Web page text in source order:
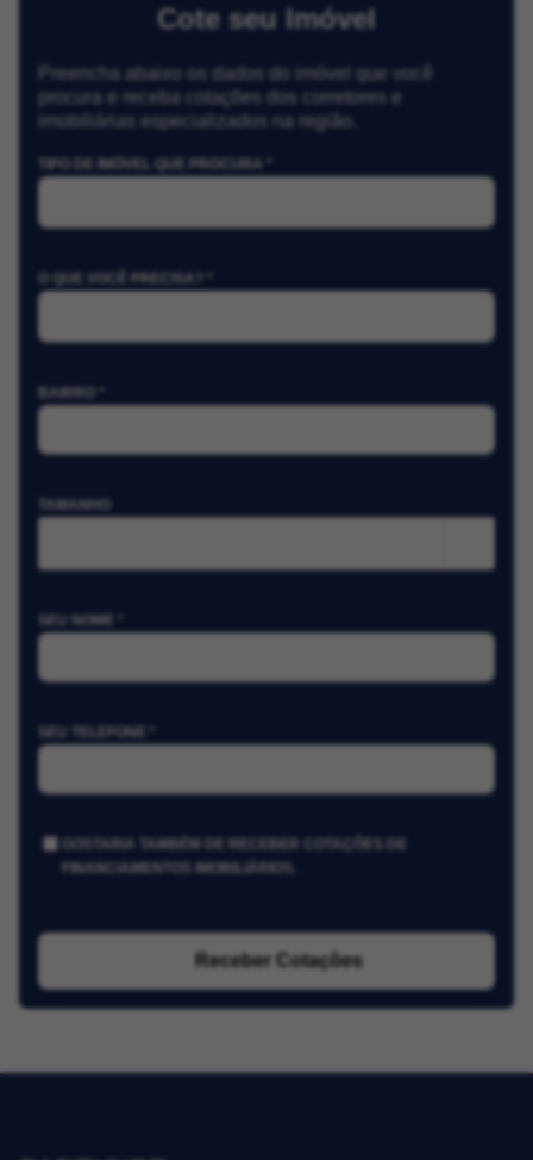
Cote seu Imóvel
Preencha abaixo os dados do imóvel que você
procura e receba cotações dos corretores e
imobiliárias especializados na região.
TIPO DE IMÓVEL QUE PROCURA *
O QUE VOCÊ PRECISA? *
BAIRRO *
TAMANHO
SEU NOME *
SEU TELEFONE *
GOSTARIA TAMBÉM DE RECEBER COTAÇÕES DE
FINANCIAMENTOS IMOBILIÁRIOS.
Receber Cotações